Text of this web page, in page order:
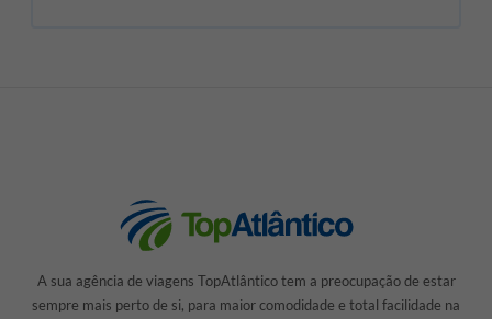
A sua agência de viagens TopAtlântico tem a preocupação de estar
sempre mais perto de si, para maior comodidade e total facilidade na